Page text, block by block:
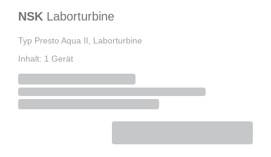
NSK Laborturbine
Typ Presto Aqua II, Laborturbine
Inhalt: 1 Gerät